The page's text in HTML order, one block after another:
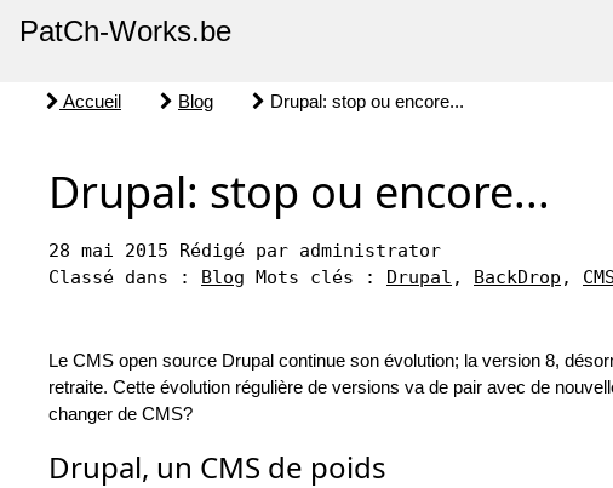
PatCh-Works.be
Accueil Blog Drupal: stop ou encore...
Drupal: stop ou encore...
28 mai 2015 Rédigé par administrator
Classé dans : Blog Mots clés : Drupal , BackDrop , CMS
Le CMS open source Drupal continue son évolution; la version 8,
retraite. Cette évolution régulière de versions va de pair avec de
changer de CMS?
Drupal, un CMS de poids